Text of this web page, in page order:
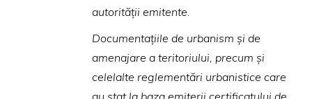
autorităţii emitente.
Documentaţiile de urbanism şi de
amenajare a teritoriului, precum şi
celelalte reglementări urbanistice care
au stat la baza emiterii certificatului de